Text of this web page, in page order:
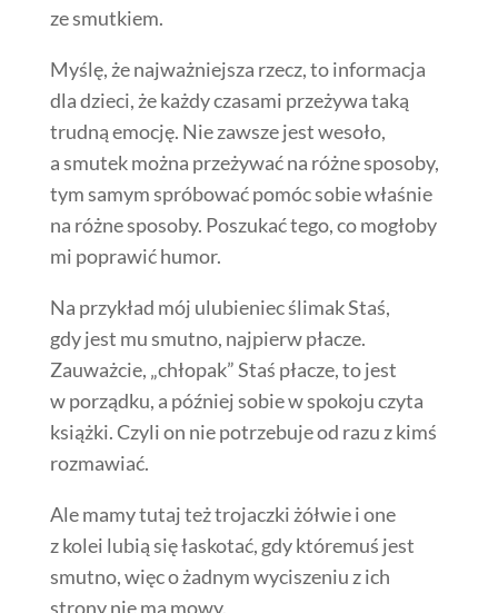
ze smutkiem.
Myślę, że najważniejsza rzecz, to informacja
dla dzieci, że każdy czasami przeżywa taką
trudną emocję. Nie zawsze jest wesoło,
a smutek można przeżywać na różne sposoby,
tym samym spróbować pomóc sobie właśnie
na różne sposoby. Poszukać tego, co mogłoby
mi poprawić humor.
Na przykład mój ulubieniec ślimak Staś,
gdy jest mu smutno, najpierw płacze.
Zauważcie, „chłopak” Staś płacze, to jest
w porządku, a później sobie w spokoju czyta
książki. Czyli on nie potrzebuje od razu z kimś
rozmawiać.
Ale mamy tutaj też trojaczki żółwie i one
z kolei lubią się łaskotać, gdy któremuś jest
smutno, więc o żadnym wyciszeniu z ich
strony nie ma mowy.